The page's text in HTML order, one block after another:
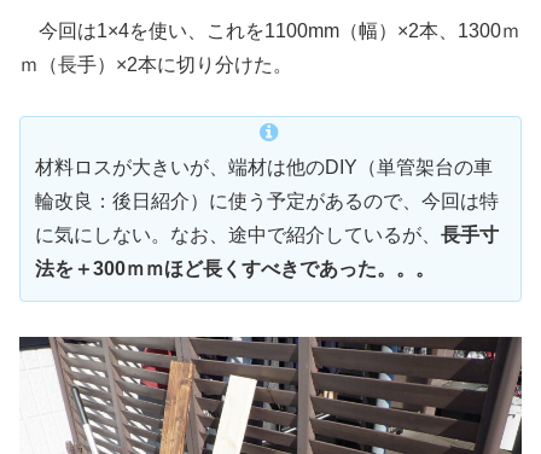
今回は1×4を使い、これを1100mm（幅）×2本、1300ｍ
ｍ（長手）×2本に切り分けた。
材料ロスが大きいが、端材は他のDIY（単管架台の車
輪改良：後日紹介）に使う予定があるので、今回は特
に気にしない。なお、途中で紹介しているが、 長手寸
法を＋300ｍｍほど長くすべきであった。。。